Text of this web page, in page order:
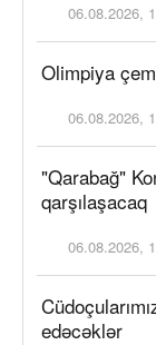
06.08.2026,
Olimpiya
06.08.2026,
"Qarabağ"
qarşılaşacaq
06.08.2026,
edəcəklər